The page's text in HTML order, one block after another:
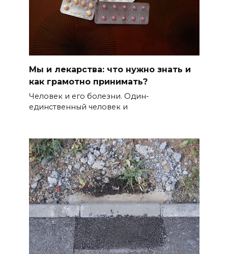
Мы и лекарства: что нужно знать и
как грамотно принимать?
Человек и его болезни. Один-
единственный человек и